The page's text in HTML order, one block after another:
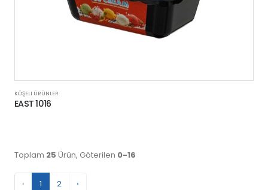
KÖŞELI ÜRÜNLER
EAST 1016
Toplam 25 Ürün, Göterilen 0-16
‹ 1 2 ›